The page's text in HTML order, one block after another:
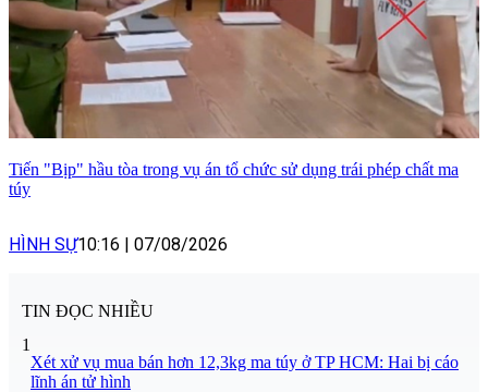
Tiến "Bịp" hầu tòa trong vụ án tổ chức sử dụng trái phép chất ma
túy
HÌNH SỰ10:16 07/08/2026
TIN ĐỌC NHIỀU
1
Xét xử vụ mua bán hơn 12,3kg ma túy ở TP HCM: Hai bị cáo
lĩnh án tử hình